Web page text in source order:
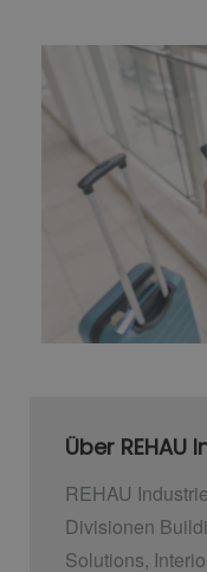
Über REHAU
REHAU
Divisionen
Solutions,